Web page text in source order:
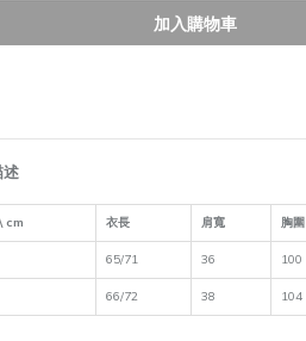
加入購物車
述
cm 衣長 肩寬 胸圍
65/71 36 100
66/72 38 104